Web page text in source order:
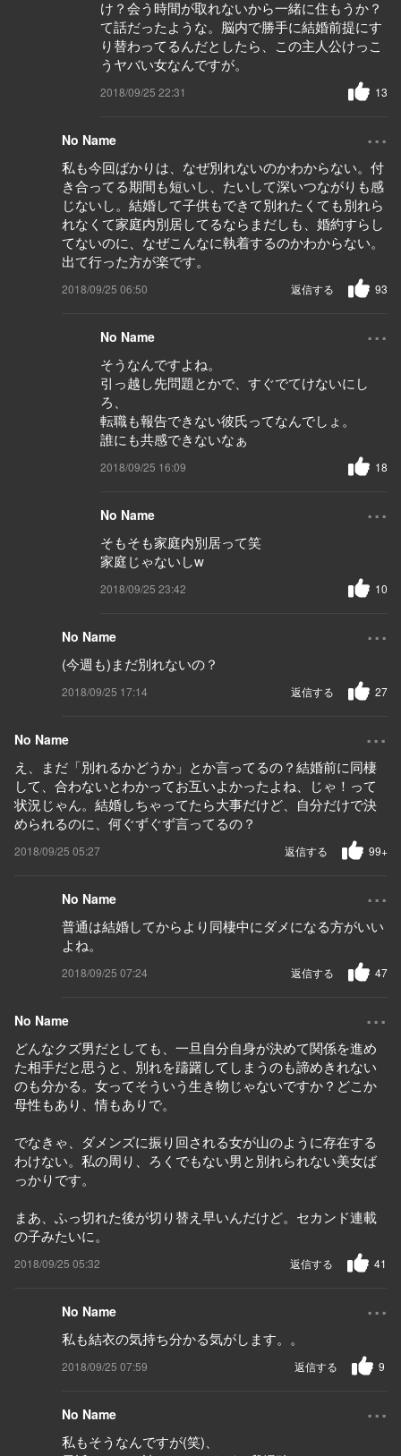
け？会う時間が取れないから一緒に住もうか？
て話だったような。脳内で勝手に結婚前提にす
り替わってるんだとしたら、この主人公けっこ
うヤバい女なんですが。
2018/09/25 22:31 13
No Name ...
私も今回ばかりは、なぜ別れないのかわからない。付
き合ってる期間も短いし、たいして深いつながりも感
じないし。結婚して子供もできて別れたくても別れら
れなくて家庭内別居してるならまだしも、婚約すらし
てないのに、なぜこんなに執着するのかわからない。
出て行った方が楽です。
2018/09/25 06:50 93
返信する
No Name ...
そうなんですよね。
引っ越し先問題とかで、すぐでてけないにし
ろ、
転職も報告できない彼氏ってなんでしょ。
誰にも共感できないなぁ
2018/09/25 16:09 18
No Name ...
そもそも家庭内別居って笑
家庭じゃないしw
2018/09/25 23:42 10
No Name ...
(今週も)まだ別れないの？
2018/09/25 17:14 27
返信する
No Name ...
え、まだ「別れるかどうか」とか言ってるの？結婚前に同棲
して、合わないとわかってお互いよかったよね、じゃ！って
状況じゃん。結婚しちゃってたら大事だけど、自分だけで決
められるのに、何ぐずぐず言ってるの？
2018/09/25 05:27 99+
返信する
No Name ...
普通は結婚してからより同棲中にダメになる方がいい
よね。
2018/09/25 07:24 47
返信する
No Name ...
どんなクズ男だとしても、一旦自分自身が決めて関係を進め
た相手だと思うと、別れを躊躇してしまうのも諦めきれない
のも分かる。女ってそういう生き物じゃないですか？どこか
母性もあり、情もありで。
でなきゃ、ダメンズに振り回される女が山のように存在する
わけない。私の周り、ろくでもない男と別れられない美女ば
っかりです。
まあ、ふっ切れた後が切り替え早いんだけど。セカンド連載
の子みたいに。
2018/09/25 05:32 41
返信する
No Name ...
私も結衣の気持ち分かる気がします。。
2018/09/25 07:59 9
返信する
No Name ...
私もそうなんですが(笑)、